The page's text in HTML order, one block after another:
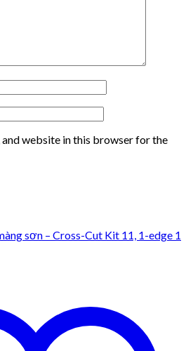
and website in this browser for the